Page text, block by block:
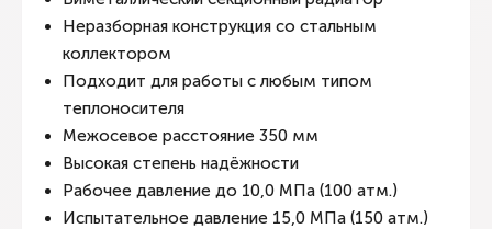
Неразборная конструкция со стальным
коллектором
Подходит для работы с любым типом
теплоносителя
Межосевое расстояние 350 мм
Высокая степень надёжности
Рабочее давление до 10,0 МПа (100 атм.)
Испытательное давление 15,0 МПа (150 атм.)